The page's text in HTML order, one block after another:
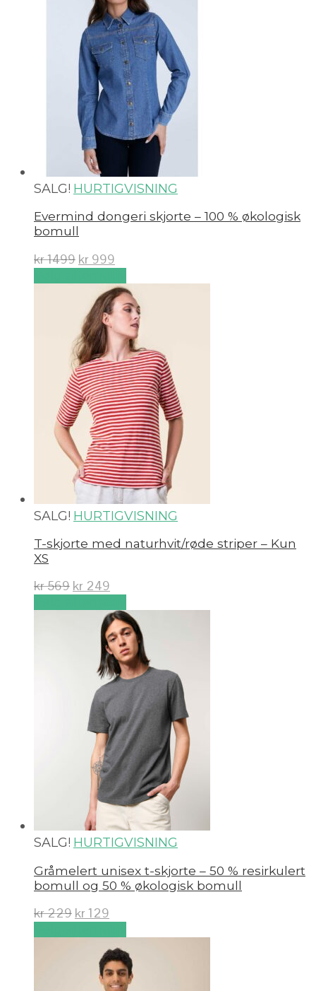
SALG! HURTIGVISNING
Evermind dongeri skjorte – 100 % økologisk
bomull
kr1499 kr 999
SALG! HURTIGVISNING
T-skjorte med naturhvit/røde striper – Kun
XS
kr569 kr 249
SALG! HURTIGVISNING
Gråmelert unisex t-skjorte – 50 % resirkulert
bomull og 50 % økologisk bomull
kr229 kr 129